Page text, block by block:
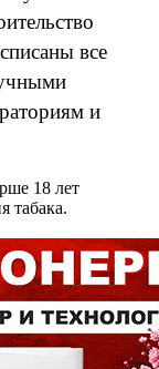
все
и
18 лет
табака.